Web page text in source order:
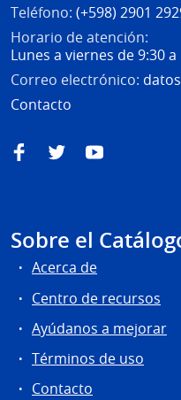
Teléfono: (+598) 2901
Horario de atención:
Lunes a viernes de 9:30 a
Correo electrónico:
Contacto
FacebookTwitterYouTube
Sobre el
Acerca de
Centro de recursos
Ayúdanos a mejorar
Términos de uso
Contacto